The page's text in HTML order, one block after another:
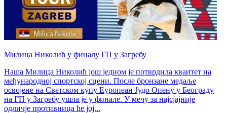
Милица Николић у финалу ГП у Загребу
Наша Милица Николић још једном је потврдила кваитет на
међународној спортској сцени. После бронзане медаље
освојене на Светском купу Еуропеан Јудо Опену у Београду
на ГП у Загребу ушла је у финале. У мечу за најсјајније
одличје противница ће јој...